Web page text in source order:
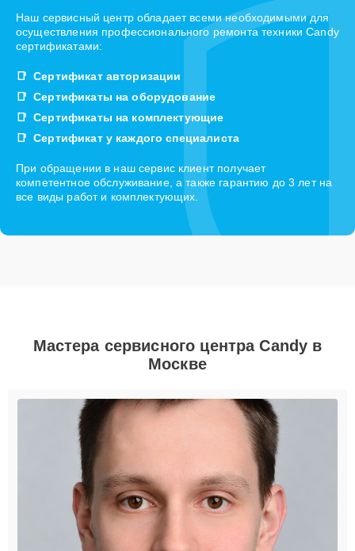
Наш сервисный центр обладает всеми необходимыми для
осуществления профессионального ремонта техники Candy
сертификатами:
Сертификат авторизации
Сертификаты на оборудование
Сертификаты на комплектующие
Сертификат у каждого специалиста
При обращении в наш сервис клиент получает
компетентное обслуживание, а также гарантию до 3 лет на
все виды работ и комплектующих.
Мастера сервисного центра Candy в
Москве